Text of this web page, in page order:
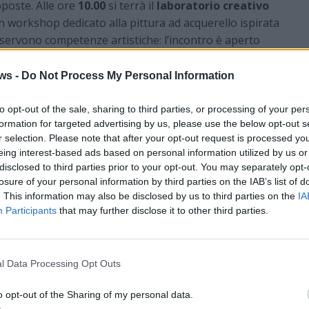
- Do Not Process My Personal Information
opt-out of the sale, sharing to third parties, or processing of your
for targeted advertising by us, please use the below opt-out
selection. Please note that after your opt-out request is processed
interest-based ads based on personal information utilized by us
to third parties prior to your opt-out. You may separately
of your personal information by third parties on the IAB’s list of
This information may also be disclosed by us to third parties on the
Participants that may further disclose it to other third parties.
Data Processing Opt Outs
opt-out of the Sharing of my personal data.
Alle ore 10.00 si terrà il laboratorio creativo
workshop dedicato alla pittura ad acquerello ispirata
competenze artistiche: l’incontro è aperto
volta a questa tecnica, in un clima disteso e
estivi profumati” . I vivaisti di Agricola
in un percorso tra le piante del garden center,
di lavanda e suggerendo accostamenti con altre
per valorizzare balconi, giardini e terrazzi.
si tengono
gli spazi, lasciarsi ispirare dagli allestimenti e
ai laboratori
consigliata l’iscrizione